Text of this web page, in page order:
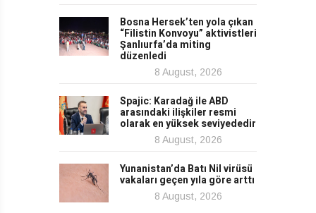
Bosna Hersek’ten yola çıkan
“Filistin Konvoyu” aktivistleri
Şanlıurfa’da miting
düzenledi
8 August, 2026
Spajic: Karadağ ile ABD
arasındaki ilişkiler resmi
olarak en yüksek seviyededir
8 August, 2026
Yunanistan’da Batı Nil virüsü
vakaları geçen yıla göre arttı
8 August, 2026